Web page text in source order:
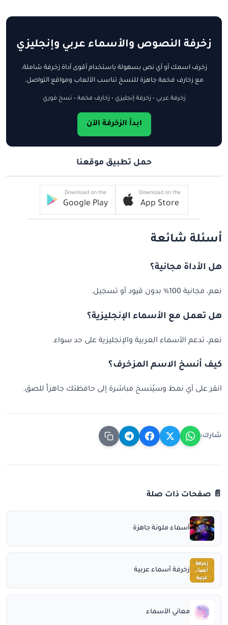
زخرفة النصوص والأسماء عربي وإنجليزي
زخرف اسمك أو أي نص بسهولة باستخدام أقوى أداة زخرفة شاملة،
مع زخارف فخمة جاهزة للنسخ تناسب الألعاب ومواقع التواصل.
زخرفة عربي • زخرفة إنجليزي • زخارف فخمة • نسخ فوري
ابدأ الزخرفة الآن
حمل تطبيق موقعنا
Download on the
App Store
Download on the
Google Play
أسئلة شائعة
هل الأداة مجانية؟
نعم، مجانية 100% بدون قيود أو تسجيل.
هل تعمل مع الأسماء الإنجليزية؟
نعم، تدعم الأسماء العربية والإنجليزية على حد سواء.
كيف أنسخ الاسم المزخرف؟
انقر على أي نمط وسيُنسخ مباشرة إلى حافظتك جاهزاً للصق.
شارك:
📄 صفحات ذات صلة
أسماء ملونة جاهزة
زخرفة أسماء عربية
معاني الأسماء